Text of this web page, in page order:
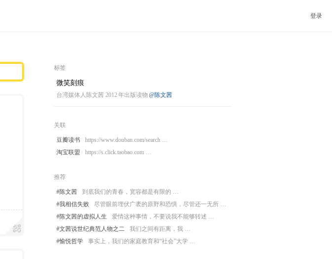
登录
标签
微笑刻痕
台湾媒体人陈文茜 2012年出版读物 @陈文茜
关联
豆瓣读书
https://www.douban.com/search …
淘宝联盟
https://s.click.taobao.com …
推荐
#陈文茜
到底我们的青春，宽容都是有限的 …
#我相信失败
尽管眼前埋伏广袤的原野和恐惧，尽管还一无所 …
#陈文茜的虚拟人生
爱情这种事情，不要说我不能够转述 …
#文茜说世纪典范人物之二
我们之间有距离，我 …
#愉悦哲学
事实上，我们的家庭教育和“社会”大学 …